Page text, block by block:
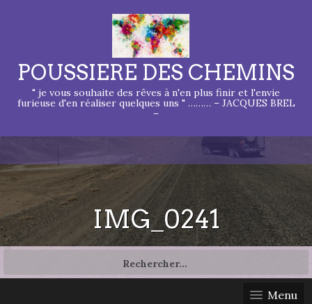
POUSSIERE DES CHEMINS
" je vous souhaite des rêves à n'en plus finir et l'envie
furieuse d'en réaliser quelques uns " ……… – JACQUES BREL
–
IMG_0241
Menu